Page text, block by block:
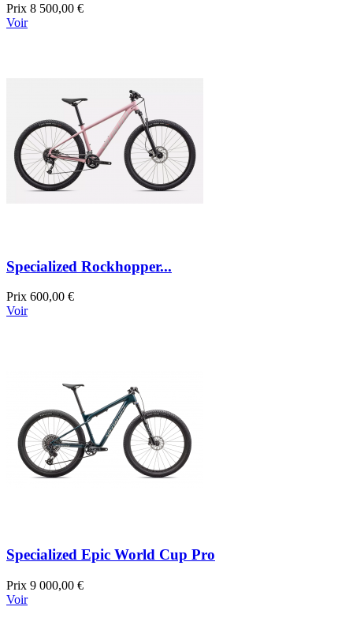
Prix 8 500,00 €
Voir
Specialized Rockhopper...
Prix 600,00 €
Voir
Specialized Epic World Cup Pro
Prix 9 000,00 €
Voir